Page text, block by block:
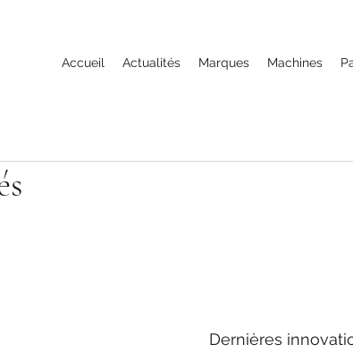
Accueil Actualités Marques Machines
Dernières